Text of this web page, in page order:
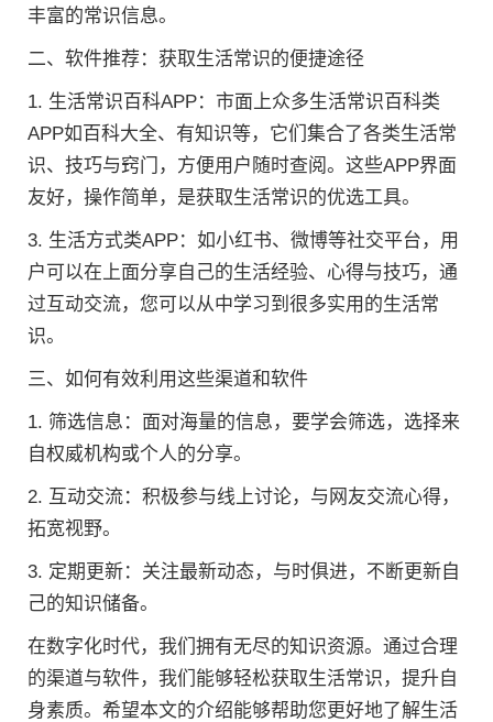
丰富的常识信息。
二、软件推荐：获取生活常识的便捷途径
1. 生活常识百科APP：市面上众多生活常识百科类
APP如百科大全、有知识等，它们集合了各类生活常
识、技巧与窍门，方便用户随时查阅。这些APP界面
友好，操作简单，是获取生活常识的优选工具。
3. 生活方式类APP：如小红书、微博等社交平台，用
户可以在上面分享自己的生活经验、心得与技巧，通
过互动交流，您可以从中学习到很多实用的生活常
识。
三、如何有效利用这些渠道和软件
1. 筛选信息：面对海量的信息，要学会筛选，选择来
自权威机构或个人的分享。
2. 互动交流：积极参与线上讨论，与网友交流心得，
拓宽视野。
3. 定期更新：关注最新动态，与时俱进，不断更新自
己的知识储备。
在数字化时代，我们拥有无尽的知识资源。通过合理
的渠道与软件，我们能够轻松获取生活常识，提升自
身素质。希望本文的介绍能够帮助您更好地了解生活